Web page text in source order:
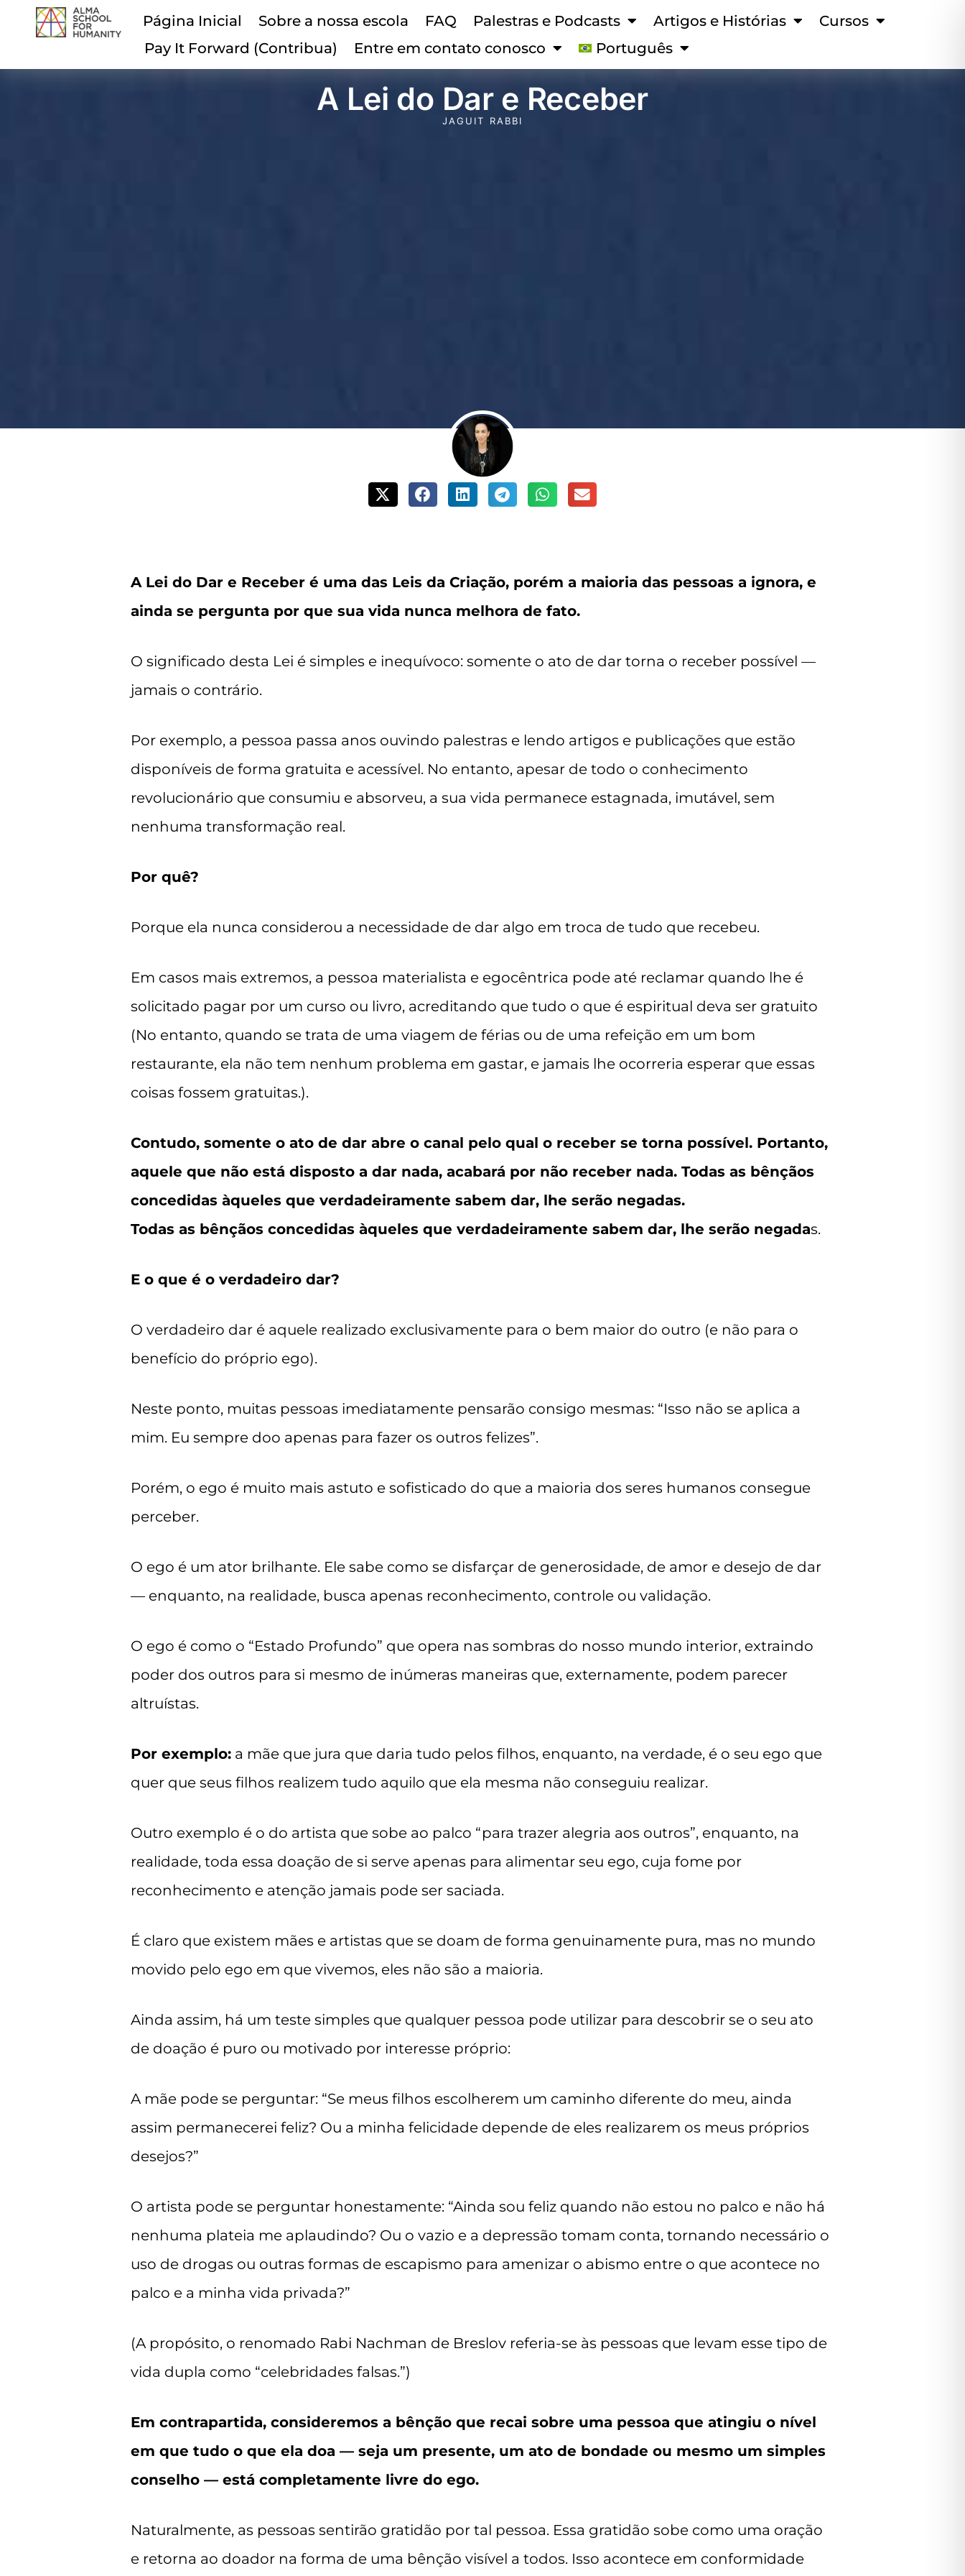
Página Inicial Sobre a nossa escola FAQ Palestras e Podcasts Artigos e Histórias
Cursos
Pay It Forward (Contribua)
Entre em contato conosco Português
A Lei do Dar e Receber
JAGUIT RABBI
A Lei do Dar e Receber é uma das Leis da Criação, porém a maioria das pessoas a ignora, e
ainda se pergunta por que sua vida nunca melhora de fato.
O significado desta Lei é simples e inequívoco: somente o ato de dar torna o receber possível —
jamais o contrário.
Por exemplo, a pessoa passa anos ouvindo palestras e lendo artigos e publicações que estão
disponíveis de forma gratuita e acessível. No entanto, apesar de todo o conhecimento
revolucionário que consumiu e absorveu, a sua vida permanece estagnada, imutável, sem
nenhuma transformação real.
Por quê?
Porque ela nunca considerou a necessidade de dar algo em troca de tudo que recebeu.
Em casos mais extremos, a pessoa materialista e egocêntrica pode até reclamar quando lhe é
solicitado pagar por um curso ou livro, acreditando que tudo o que é espiritual deva ser gratuito
(No entanto, quando se trata de uma viagem de férias ou de uma refeição em um bom
restaurante, ela não tem nenhum problema em gastar, e jamais lhe ocorreria esperar que essas
coisas fossem gratuitas.).
Contudo, somente o ato de dar abre o canal pelo qual o receber se torna possível. Portanto,
aquele que não está disposto a dar nada, acabará por não receber nada. Todas as bênçãos
concedidas àqueles que verdadeiramente sabem dar, lhe serão negadas.
Todas as bênçãos concedidas àqueles que verdadeiramente sabem dar, lhe serão negadas.
E o que é o verdadeiro dar?
O verdadeiro dar é aquele realizado exclusivamente para o bem maior do outro (e não para o
benefício do próprio ego).
Neste ponto, muitas pessoas imediatamente pensarão consigo mesmas: “Isso não se aplica a
mim. Eu sempre doo apenas para fazer os outros felizes”.
Porém, o ego é muito mais astuto e sofisticado do que a maioria dos seres humanos consegue
perceber.
O ego é um ator brilhante. Ele sabe como se disfarçar de generosidade, de amor e desejo de dar
— enquanto, na realidade, busca apenas reconhecimento, controle ou validação.
O ego é como o “Estado Profundo” que opera nas sombras do nosso mundo interior, extraindo
poder dos outros para si mesmo de inúmeras maneiras que, externamente, podem parecer
altruístas.
Por exemplo: a mãe que jura que daria tudo pelos filhos, enquanto, na verdade, é o seu ego que
quer que seus filhos realizem tudo aquilo que ela mesma não conseguiu realizar.
Outro exemplo é o do artista que sobe ao palco “para trazer alegria aos outros”, enquanto, na
realidade, toda essa doação de si serve apenas para alimentar seu ego, cuja fome por
reconhecimento e atenção jamais pode ser saciada.
É claro que existem mães e artistas que se doam de forma genuinamente pura, mas no mundo
movido pelo ego em que vivemos, eles não são a maioria.
Ainda assim, há um teste simples que qualquer pessoa pode utilizar para descobrir se o seu ato
de doação é puro ou motivado por interesse próprio:
A mãe pode se perguntar: “Se meus filhos escolherem um caminho diferente do meu, ainda
assim permanecerei feliz? Ou a minha felicidade depende de eles realizarem os meus próprios
desejos?”
O artista pode se perguntar honestamente: “Ainda sou feliz quando não estou no palco e não há
nenhuma plateia me aplaudindo? Ou o vazio e a depressão tomam conta, tornando necessário o
uso de drogas ou outras formas de escapismo para amenizar o abismo entre o que acontece no
palco e a minha vida privada?”
(A propósito, o renomado Rabi Nachman de Breslov referia-se às pessoas que levam esse tipo de
vida dupla como “celebridades falsas.”)
Em contrapartida, consideremos a bênção que recai sobre uma pessoa que atingiu o nível
em que tudo o que ela doa — seja um presente, um ato de bondade ou mesmo um simples
conselho — está completamente livre do ego.
Naturalmente, as pessoas sentirão gratidão por tal pessoa. Essa gratidão sobe como uma oração
e retorna ao doador na forma de uma bênção visível a todos. Isso acontece em conformidade